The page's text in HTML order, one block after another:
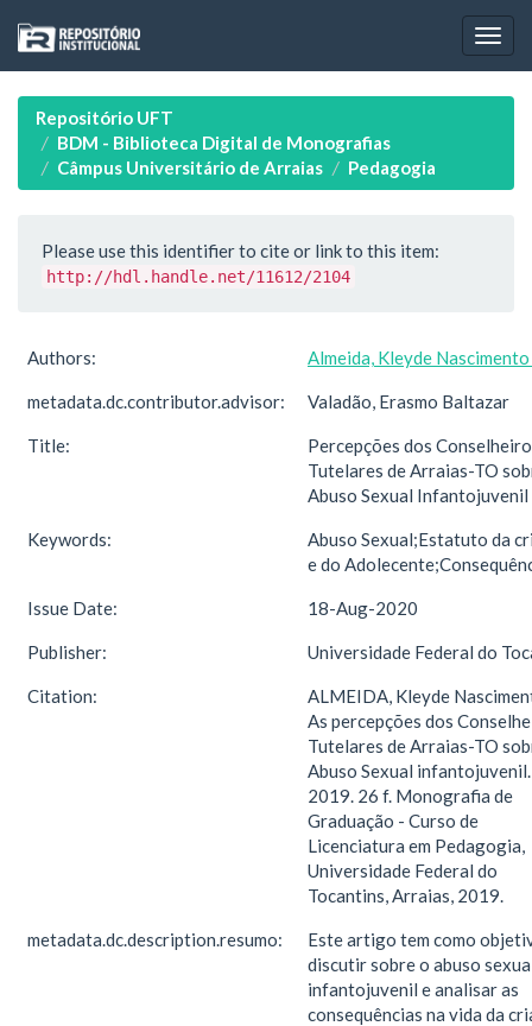
navigation
Repositório UFT
BDM - Biblioteca Digital de Monografias
Câmpus Universitário de Arraias
Pedagogia
Please use this identifier to cite or link to this item:
http://hdl.handle.net/11612/2104
Authors: Almeida, Kleyde Nascimento
metadata.dc.contributor.advisor: Valadão, Erasmo Baltazar
Title:
Percepções dos
Tutelares de Arraias-TO
Abuso Sexual Infantojuvenil
Keywords:
Abuso Sexual;Estatuto da
e do
Issue Date: 18-Aug-2020
Publisher: Universidade Federal do
Citation:
ALMEIDA, Kleyde
As percepções dos
Tutelares de Arraias-TO
Abuso Sexual infantojuvenil.
2019. 26 f. Monografia de
Graduação - Curso de
Licenciatura em Pedagogia,
Universidade Federal do
Tocantins, Arraias, 2019.
metadata.dc.description.resumo:
Este artigo tem como
discutir sobre o abuso
infantojuvenil e analisar as
consequências na vida da